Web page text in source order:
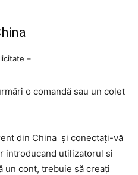
–
o comandă sau un colet
din China și conectați-vă
introducand utilizatorul si
un cont, trebuie să creați